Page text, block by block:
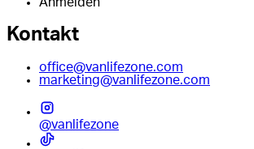
Kontakt
office@vanlifezone.com
marketing@vanlifezone.com
@vanlifezone